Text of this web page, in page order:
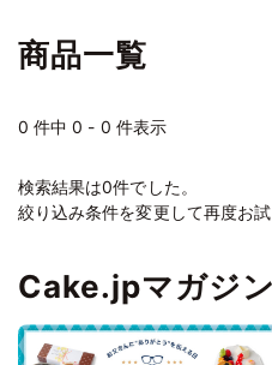
商品一覧
0 件中 0 - 0 件表示
検索結果は0件でした。
絞り込み条件を変更して再度お試
Cake.jpマガジン